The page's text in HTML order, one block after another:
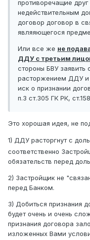
противоречащие друг
недействительным
договор договор в
являяющегося
Или все же не
ДДУ с третьим
стороны БВУ заявить
расторжением ДДУ и
иск о признании
п.3 ст.305 ГК РК,
Это хорошая идея, не
1) ДДУ расторгнут с
соответственно
обязательств перед
2) Застройщик не
перед Банком.
3) Добиться признания
будет очень и очень
признания договора
изложенных Вами